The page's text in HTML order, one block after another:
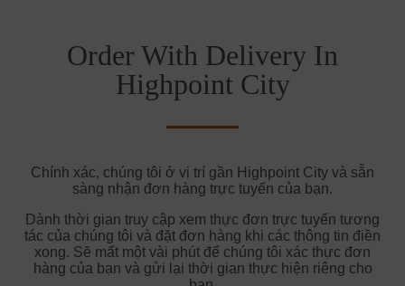
Order With Delivery In
Highpoint City
Chính xác, chúng tôi ở vị trí gần Highpoint City và sẵn
sàng nhận đơn hàng trực tuyến của bạn.
Dành thời gian truy cập xem thực đơn trực tuyến tương
tác của chúng tôi và đặt đơn hàng khi các thông tin điền
xong. Sẽ mất một vài phút để chúng tôi xác thực đơn
hàng của bạn và gửi lại thời gian thực hiện riêng cho